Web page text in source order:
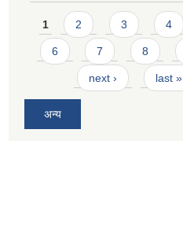
Pages
1 2 3 4
6 7 8
next › last »
अन्य